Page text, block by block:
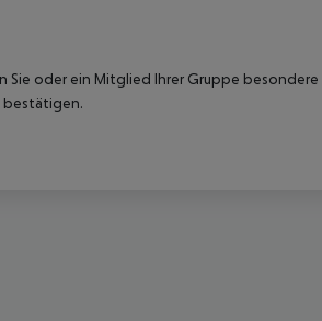
oder ein Mitglied Ihrer Gruppe besondere
bestätigen.